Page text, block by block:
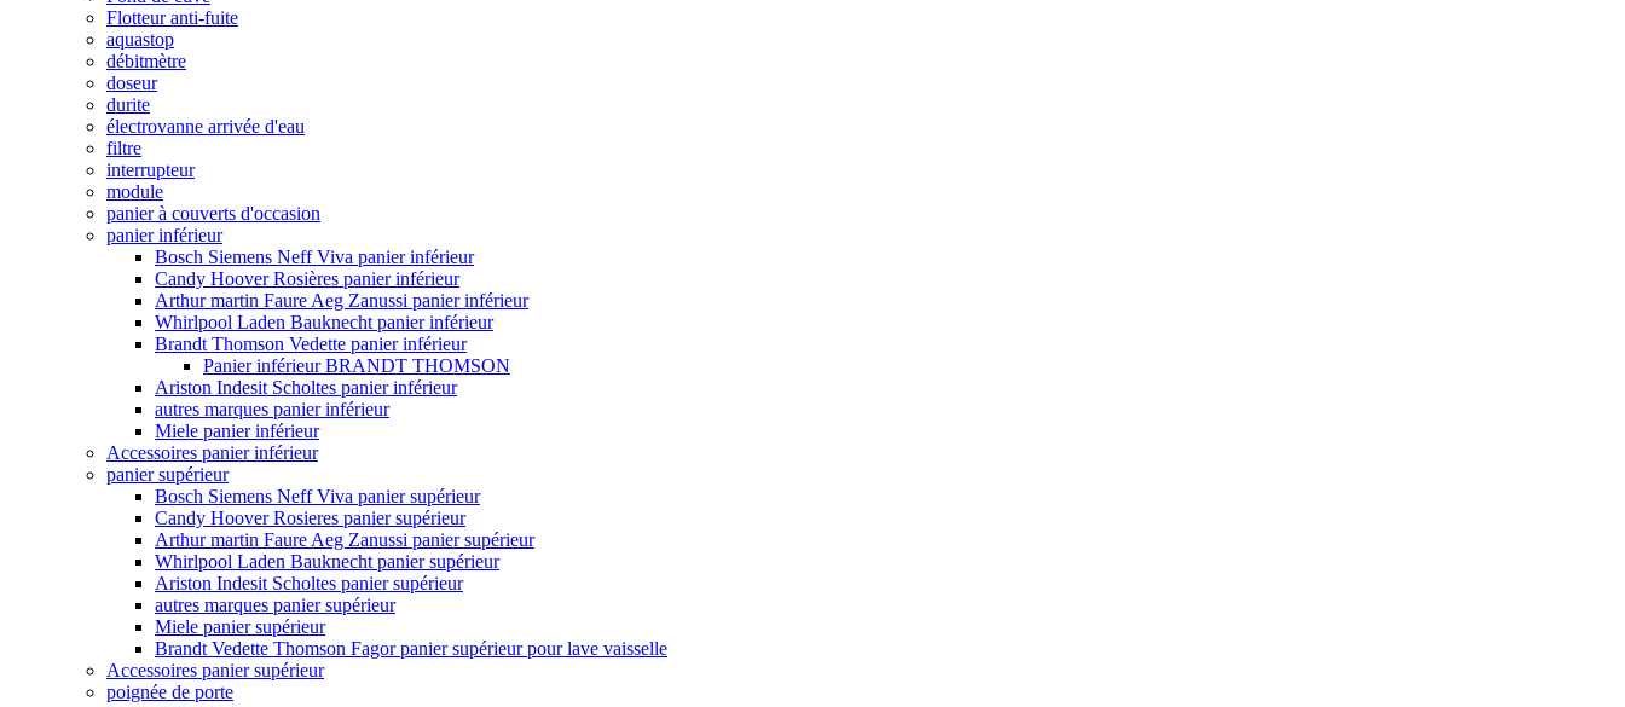
Flotteur anti-fuite
aquastop
débitmètre
doseur
durite
électrovanne arrivée d'eau
filtre
interrupteur
module
panier à couverts d'occasion
panier inférieur
Bosch Siemens Neff Viva panier inférieur
Candy Hoover Rosières panier inférieur
Arthur martin Faure Aeg Zanussi panier inférieur
Whirlpool Laden Bauknecht panier inférieur
Brandt Thomson Vedette panier inférieur
Panier inférieur BRANDT THOMSON
Ariston Indesit Scholtes panier inférieur
autres marques panier inférieur
Miele panier inférieur
Accessoires panier inférieur
panier supérieur
Bosch Siemens Neff Viva panier supérieur
Candy Hoover Rosieres panier supérieur
Arthur martin Faure Aeg Zanussi panier supérieur
Whirlpool Laden Bauknecht panier supérieur
Ariston Indesit Scholtes panier supérieur
autres marques panier supérieur
Miele panier supérieur
Brandt Vedette Thomson Fagor panier supérieur pour lave vaisselle
Accessoires panier supérieur
poignée de porte